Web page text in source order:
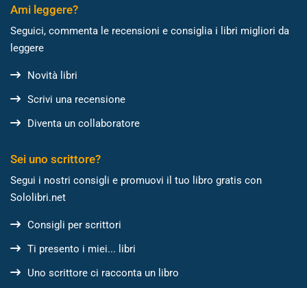
Ami leggere?
Seguici, commenta le recensioni e consiglia i libri migliori da
leggere
Novità libri
Scrivi una recensione
Diventa un collaboratore
Sei uno scrittore?
Segui i nostri consigli e promuovi il tuo libro gratis con
Sololibri.net
Consigli per scrittori
Ti presento i miei... libri
Uno scrittore ci racconta un libro